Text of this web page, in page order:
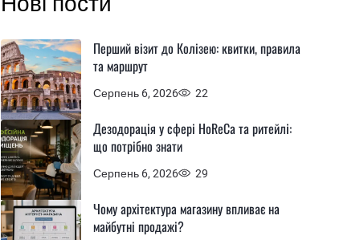
Серпень 6, 2026 22
Перший візит до Колізею: квитки, правила
та маршрут
Серпень 6, 2026 29
Дезодорація у сфері HoReCa та ритейлі:
що потрібно знати
Чому архітектура магазину впливає на
майбутні продажі?